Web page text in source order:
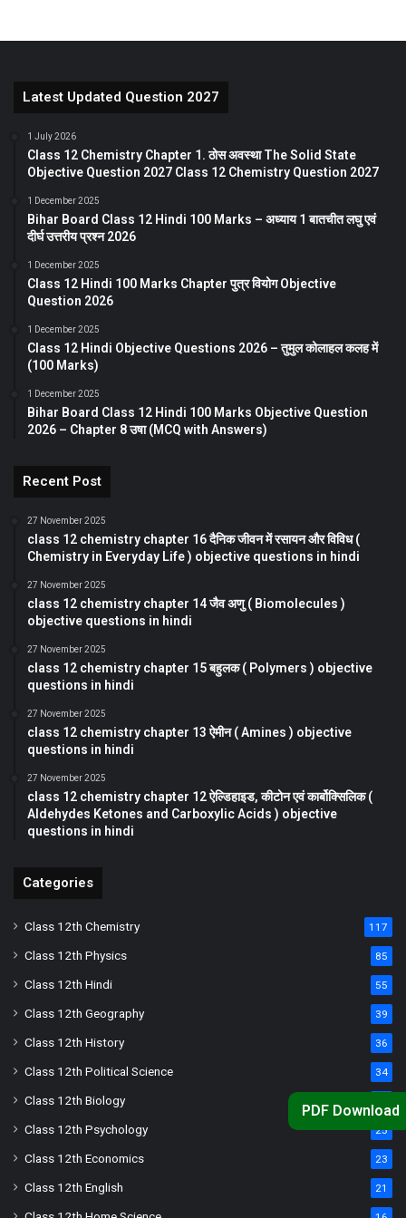
Latest Updated Question 2027
1 July 2026
Class 12 Chemistry Chapter 1. ठोस अवस्था The Solid State
Objective Question 2027 Class 12 Chemistry Question 2027
1 December 2025
Bihar Board Class 12 Hindi 100 Marks – अध्याय 1 बातचीत लघु एवं
दीर्घ उत्तरीय प्रश्न 2026
1 December 2025
Class 12 Hindi 100 Marks Chapter पुत्र वियोग Objective
Question 2026
1 December 2025
Class 12 Hindi Objective Questions 2026 – तुमुल कोलाहल कलह में
(100 Marks)
1 December 2025
Bihar Board Class 12 Hindi 100 Marks Objective Question
2026 – Chapter 8 उषा (MCQ with Answers)
Recent Post
27 November 2025
class 12 chemistry chapter 16 दैनिक जीवन में रसायन और विविध (
Chemistry in Everyday Life ) objective questions in hindi
27 November 2025
class 12 chemistry chapter 14 जैव अणु ( Biomolecules )
objective questions in hindi
27 November 2025
class 12 chemistry chapter 15 बहुलक ( Polymers ) objective
questions in hindi
27 November 2025
class 12 chemistry chapter 13 ऐमीन ( Amines ) objective
questions in hindi
27 November 2025
class 12 chemistry chapter 12 ऐल्डिहाइड, कीटोन एवं कार्बोक्सिलिक (
Aldehydes Ketones and Carboxylic Acids ) objective
questions in hindi
Categories
Class 12th Chemistry 117
Class 12th Physics 85
Class 12th Hindi 55
Class 12th Geography 39
Class 12th History 36
Class 12th Political Science 34
Class 12th Biology
Class 12th Psychology 25
Class 12th Economics 23
Class 12th English 21
PDF Download